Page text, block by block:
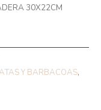
30X22CM
Y BARBACOAS,